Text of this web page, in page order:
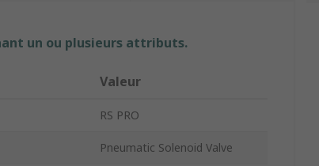
un ou plusieurs attributs.
Valeur
RS PRO
Pneumatic Solenoid Valve